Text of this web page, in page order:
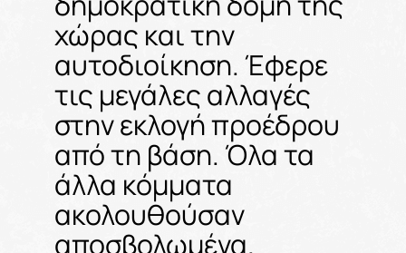
χώρας και την
αυτοδιοίκηση. Έφερε
τις μεγάλες αλλαγές
στην εκλογή προέδρου
από τη βάση. Όλα τα
άλλα κόμματα
ακολουθούσαν
αποσβολωμένα.